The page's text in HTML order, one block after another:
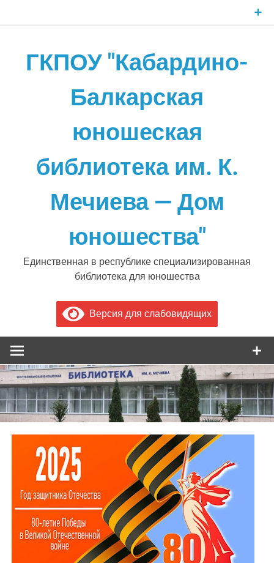
ГКПОУ "Кабардино-
Балкарская
юношеская
библиотека им. К.
Мечиева — Дом
юношества"
Единственная в республике специализированная
библиотека для юношества
Версия для слабовидящих